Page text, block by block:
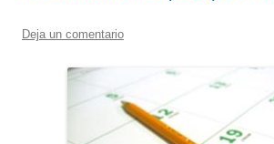
Deja un comentario